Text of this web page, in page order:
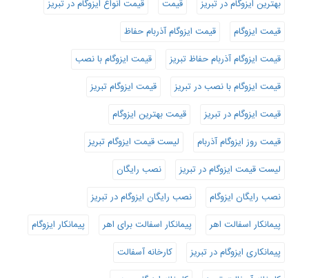
بهترین ایزوگام در تبریز
قیمت
قیمت انواع ایزوگام در تبریز
قیمت ایزوگام
قیمت ایزوگام آذربام حفاظ
قیمت ایزوگام آذربام حفاظ تبریز
قیمت ایزوگام با نصب
قیمت ایزوگام با نصب در تبریز
قیمت ایزوگام تبریز
قیمت ایزوگام در تبریز
قیمت بهترین ایزوگام
قیمت روز ایزوگام آذربام
لیست قیمت ایزوگام تبریز
لیست قیمت ایزوگام در تبریز
نصب رایگان
نصب رایگان ایزوگام
نصب رایگان ایزوگام در تبریز
پیمانکار اسفالت اهر
پیمانکار اسفالت برای اهر
پیمانکار ایزوگام
پیمانکاری ایزوگام در تبریز
کارخانه آسفالت